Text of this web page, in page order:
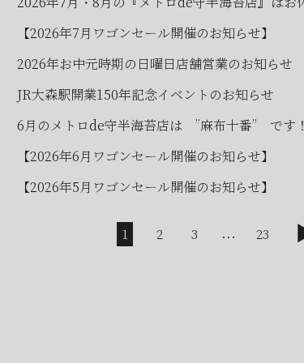
【2026年7月ワゴンセール開催のお知らせ】
2026年お中元時期の日曜日店舗営業のお知らせ
JR大森駅開業150年記念イベントのお知らせ
6月のメトロde守半海苔店は ”麻布十番” です！
【2026年6月ワゴンセール開催のお知らせ】
【2026年5月ワゴンセール開催のお知らせ】
...